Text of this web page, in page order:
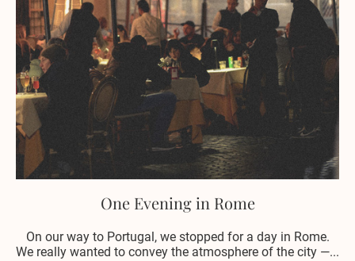
One Evening in Rome
On our way to Portugal, we stopped for a day in Rome.
We really wanted to convey the atmosphere of the city —...